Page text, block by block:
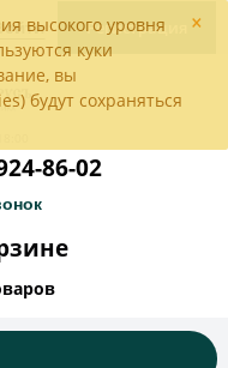
×
высокого уровня
куки
вы
будут сохраняться
Регистрация
86-02